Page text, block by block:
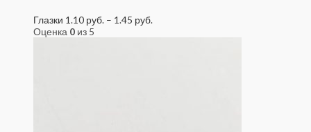
Глазки 1.10 руб. – 1.45 руб.
Оценка 0 из 5